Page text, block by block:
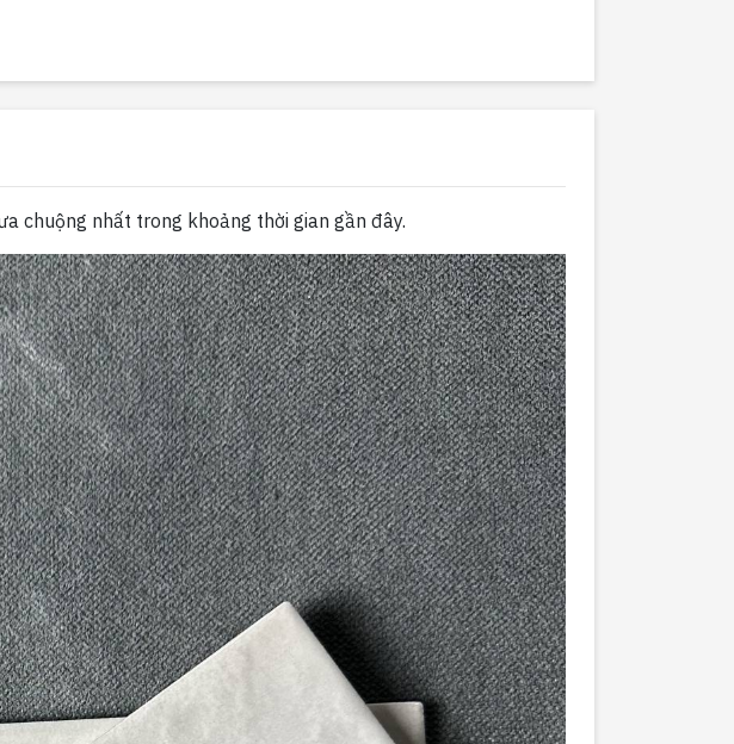
chuộng nhất trong khoảng thời gian gần đây.